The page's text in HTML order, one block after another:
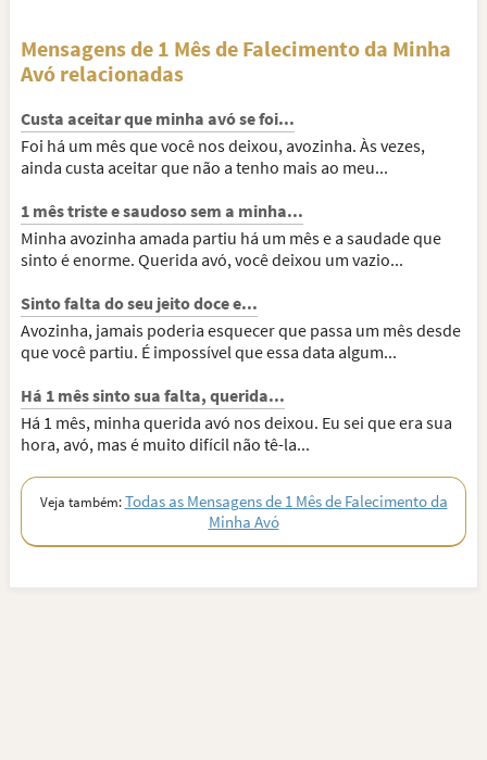
Mensagens de 1 Mês de Falecimento da Minha
Avó relacionadas
Custa aceitar que minha avó se foi...
Foi há um mês que você nos deixou, avozinha. Às vezes,
ainda custa aceitar que não a tenho mais ao meu...
1 mês triste e saudoso sem a minha...
Minha avozinha amada partiu há um mês e a saudade que
sinto é enorme. Querida avó, você deixou um vazio...
Sinto falta do seu jeito doce e...
Avozinha, jamais poderia esquecer que passa um mês desde
que você partiu. É impossível que essa data algum...
Há 1 mês sinto sua falta, querida...
Há 1 mês, minha querida avó nos deixou. Eu sei que era sua
hora, avó, mas é muito difícil não tê-la...
Veja também:Todas as Mensagens de 1 Mês de Falecimento da
Minha Avó